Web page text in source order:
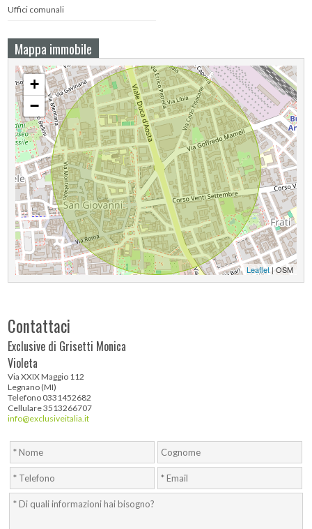
Uffici comunali
Mappa immobile
+
−
Leaflet| OSM
Contattaci
Exclusive di Grisetti Monica
Violeta
Via XXIX Maggio 112
Legnano (MI)
Telefono 0331452682
Cellulare 3513266707
info@exclusiveitalia.it